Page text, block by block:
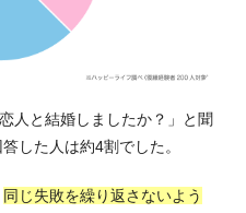
人と結婚しましたか？」と聞
した人は約4割でした。
同じ失敗を繰り返さないよう